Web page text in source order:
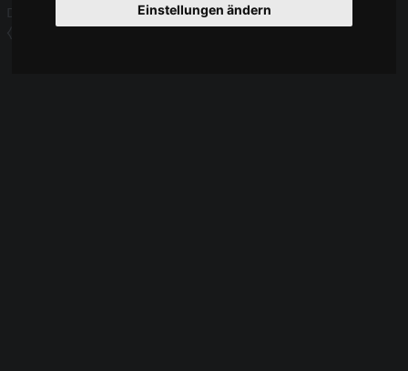
Einstellungen ändern
Datenschutz
Über WikiPedalia
Impressum
⧼Cookie-Einstelungen anpassen⧽
Mobile Ansicht